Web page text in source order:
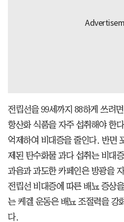
전립선을 99세까지 88하게 쓰려
항산화 식품을 자주 섭취해야 한
억제하여 비대증을 줄인다. 반면
제된 탄수화물 과다 섭취는 비대
과음과 과도한 카페인은 방광을
전립선 비대증에 따른 배뇨 증상
는 케겔 운동은 배뇨 조절력을 강
다.